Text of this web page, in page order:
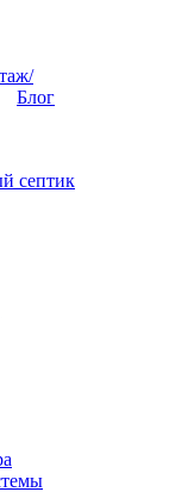
Блог
септик